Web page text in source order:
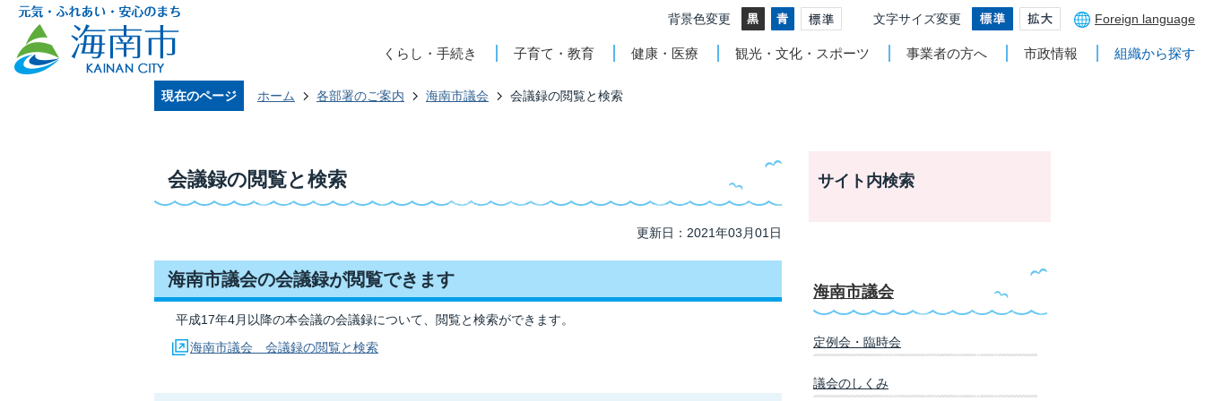
背景色変更 文字サイズ変更 Foreign language
くらし・手続き 子育て・教育 健康・医療 観光・文化・スポーツ 事業者の方へ 市政情報 組織から探す
現在のページ ホーム 各部署のご案内 海南市議会 会議録の閲覧と検索
会議録の閲覧と検索
更新日：2021年03月01日
海南市議会の会議録が閲覧できます
平成17年4月以降の本会議の会議録について、閲覧と検索ができます。
海南市議会 会議録の閲覧と検索
サイト内検索
海南市議会
定例会・臨時会
議会のしくみ